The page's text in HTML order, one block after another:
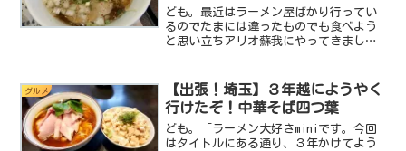
ども。最近はラーメン屋ばかり行ってい
るのでたまには違ったものでも食べよう
と思い立ちアリオ蘇我にやってきまし
の時の気分次第で好きなものがいただけ
ます。カレーや焼肉、うどん...
グルメ
【出張！埼玉】３年越にようやく
行けたぞ！中華そば四つ葉
ども。「ラーメン大好きminiです。今回
はタイトルにある通り、３年かけてよう